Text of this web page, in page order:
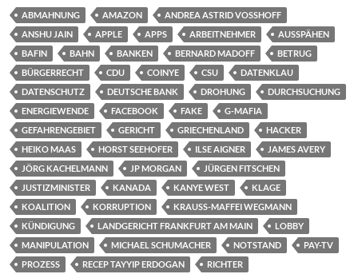
ABMAHNUNG AMAZON
ANDREA ASTRID VOSSHOFF
ANSHU JAIN
APPLE APPS ARBEITNEHMER
AUSSPÄHEN
BAFIN
BAHN BANKEN BERNARD MADOFF
BETRUG
BÜRGERRECHT
CDU COINYE CSU
DATENKLAU
DATENSCHUTZ
DEUTSCHE BANK DROHUNG
DURCHSUCHUNG
ENERGIEWENDE
FACEBOOK FAKE
G-MAFIA
GEFAHRENGEBIET
GERICHT GRIECHENLAND
HACKER
HEIKO MAAS
HORST SEEHOFER ILSE AIGNER
JAMES AVERY
JÖRG KACHELMANN
JP MORGAN
JÜRGEN FITSCHEN
JUSTIZMINISTER
KANADA KANYE WEST
KLAGE
KOALITION
KORRUPTION
KRAUSS-MAFFEI WEGMANN
KÜNDIGUNG
LANDGERICHT FRANKFURT AM MAIN
LOBBY
MANIPULATION
MICHAEL SCHUMACHER NOTSTAND
PAY-TV
PROZESS
RECEP TAYYIP ERDOGAN
RICHTER